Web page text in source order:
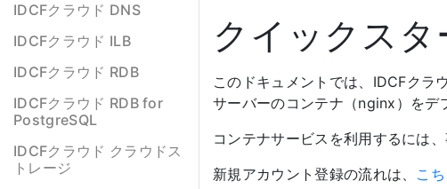
IDCFクラウド DNS
IDCFクラウド ILB
IDCFクラウド RDB
IDCFクラウド RDB for
PostgreSQL
IDCFクラウド クラウドス
トレージ
クイックスタ
このドキュメントでは、IDCFクラ
サーバーのコンテナ（nginx）をデ
コンテナサービスを利用するには
新規アカウント登録の流れは、 こ